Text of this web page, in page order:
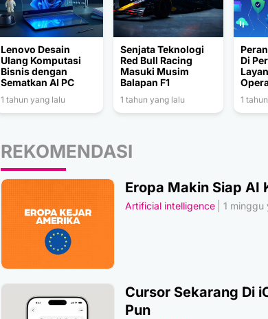
Lenovo Desain
Ulang Komputasi
Bisnis dengan
Sematkan AI PC
1 tahun yang lalu
Senjata Teknologi
Red Bull Racing
Masuki Musim
Balapan F1
1 tahun yang lalu
Di
1
REKOMENDASI
Eropa Makin Siap AI
Artificial intelligence 1 minggu
Cursor Sekarang Di
Pun